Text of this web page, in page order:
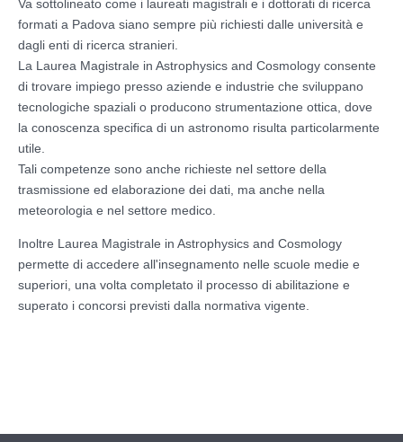
Va sottolineato come i laureati magistrali e i dottorati di ricerca
formati a Padova siano sempre più richiesti dalle università e
dagli enti di ricerca stranieri.
La Laurea Magistrale in Astrophysics and Cosmology consente
di trovare impiego presso aziende e industrie che sviluppano
tecnologiche spaziali o producono strumentazione ottica, dove
la conoscenza specifica di un astronomo risulta particolarmente
utile.
Tali competenze sono anche richieste nel settore della
trasmissione ed elaborazione dei dati, ma anche nella
meteorologia e nel settore medico.
Inoltre Laurea Magistrale in Astrophysics and Cosmology
permette di accedere all'insegnamento nelle scuole medie e
superiori, una volta completato il processo di abilitazione e
superato i concorsi previsti dalla normativa vigente.